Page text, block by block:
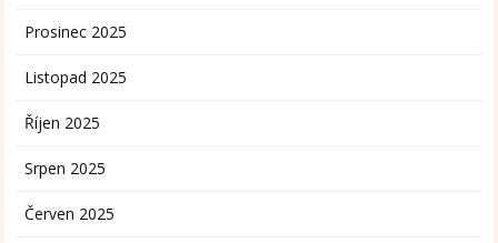
Prosinec 2025
Listopad 2025
Říjen 2025
Srpen 2025
Červen 2025